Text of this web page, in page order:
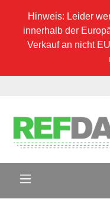
Hinweis: Leider
innerhalb der
Verkauf an nicht